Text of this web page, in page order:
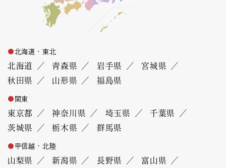
北海道・東北
北海道 青森県 岩手県
宮城県
秋田県
山形県 福島県
関東
東京都 神奈川県 埼玉県
千葉県
茨城県
栃木県 群馬県
甲信越・北陸
山梨県 新潟県 長野県
富山県